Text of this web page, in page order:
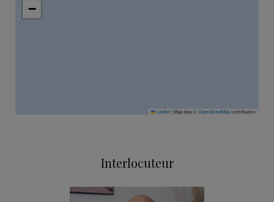
−
Leaflet| Map data ©OpenStreetMapcontributors
Interlocuteur